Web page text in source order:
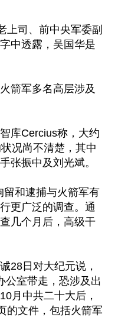
上司、前中央军委副
中透露，吴国华是
箭军多名高层涉及
库Cercius称，大约
况尚不清楚，其中
张振中及刘光斌。
留和逮捕与火箭军有
更广泛的调查。通
几个月后，高级干
28日对大纪元说，
公室带走，恐涉及出
月中共二十大后，
的文件，包括火箭军